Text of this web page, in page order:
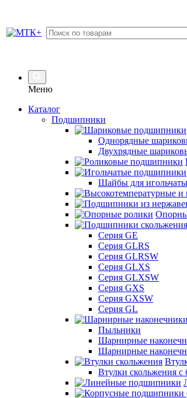
Меню
Каталог
Подшипники
Однорядные
Двухрядные
Шайбы для
Серия GE
Серия GLRS
Серия GLRSW
Серия GLXS
Серия GLXSW
Серия GXS
Серия GXSW
Серия GL
Пыльники
Шарнирные
Шарнирные
Втулки скольжения